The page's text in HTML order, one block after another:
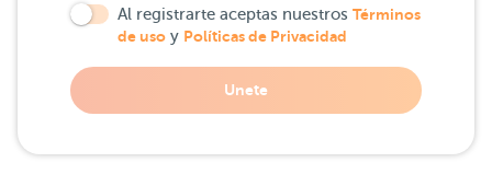
Al registrarte aceptas nuestros Términos
de uso y Políticas de Privacidad
Unete